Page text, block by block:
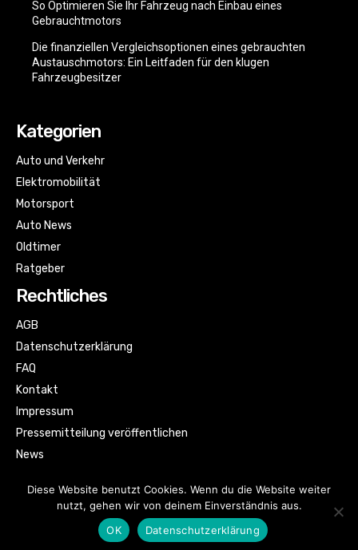
So Optimieren Sie Ihr Fahrzeug nach Einbau eines
Gebrauchtmotors
Die finanziellen Vergleichsoptionen eines gebrauchten
Austauschmotors: Ein Leitfaden für den klugen
Fahrzeugbesitzer
Kategorien
Auto und Verkehr
Elektromobilität
Motorsport
Auto News
Oldtimer
Ratgeber
Rechtliches
AGB
Datenschutzerklärung
FAQ
Kontakt
Impressum
Pressemitteilung veröffentlichen
News
© Automagazin für alle by kfzbild.com | All rights reserved.
Diese Website benutzt Cookies. Wenn du die Website weiter
nutzt, gehen wir von deinem Einverständnis aus.
OK
Datenschutzerklärung